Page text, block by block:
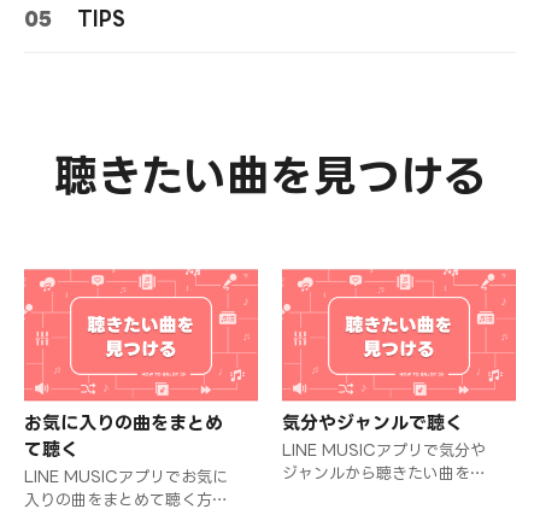
05 TIPS
聴きたい曲を見つける
お気に入りの曲をまとめ
て聴く
LINE MUSICアプリでお気に
入りの曲をまとめて聴く方法
気分やジャンルで聴く
LINE MUSICアプリで気分や
ジャンルから聴きたい曲を見